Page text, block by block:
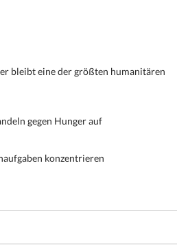
bleibt eine der größten humanitären
gegen Hunger auf
konzentrieren